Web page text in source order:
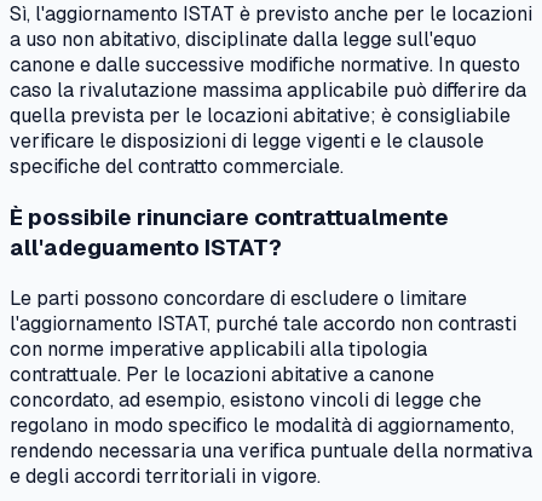
Sì, l'aggiornamento ISTAT è previsto anche per le locazioni
a uso non abitativo, disciplinate dalla legge sull'equo
canone e dalle successive modifiche normative. In questo
caso la rivalutazione massima applicabile può differire da
quella prevista per le locazioni abitative; è consigliabile
verificare le disposizioni di legge vigenti e le clausole
specifiche del contratto commerciale.
È possibile rinunciare contrattualmente
all'adeguamento ISTAT?
Le parti possono concordare di escludere o limitare
l'aggiornamento ISTAT, purché tale accordo non contrasti
con norme imperative applicabili alla tipologia
contrattuale. Per le locazioni abitative a canone
concordato, ad esempio, esistono vincoli di legge che
regolano in modo specifico le modalità di aggiornamento,
rendendo necessaria una verifica puntuale della normativa
e degli accordi territoriali in vigore.